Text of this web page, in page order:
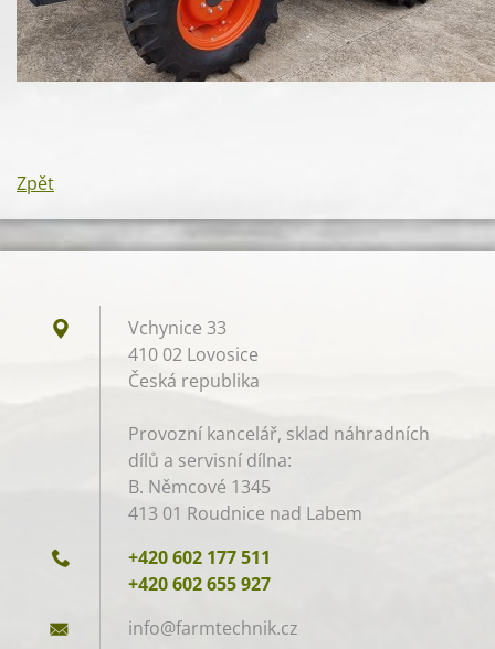
Zpět
Vchynice 33
410 02 Lovosice
Česká republika
Provozní kancelář, sklad náhradních
dílů a servisní dílna:
B. Němcové 1345
413 01 Roudnice nad Labem
+420 602 177 511
+420 602 655 927
info@farmtechnik.cz